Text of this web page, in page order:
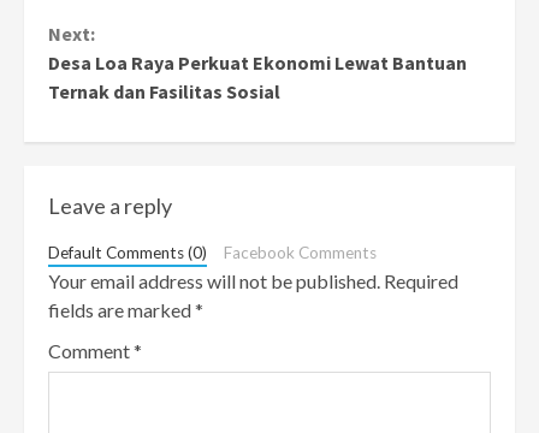
Next:
Desa Loa Raya Perkuat Ekonomi Lewat Bantuan
Ternak dan Fasilitas Sosial
Leave a reply
Default Comments (0) Facebook Comments
Your email address will not be published. Required
fields are marked*
Comment*